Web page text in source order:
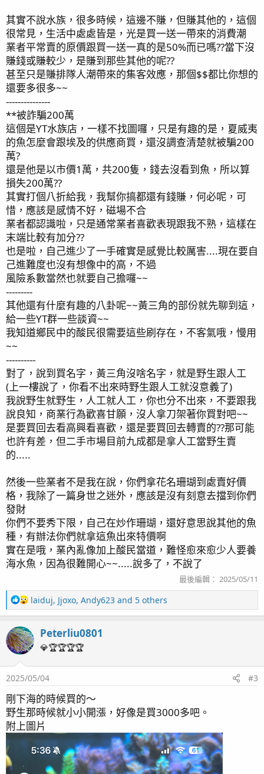
其實不說水族，很多時候，這邊不賺，但賺其他的，這個
很常見，生活中處處皆是，光是買一送一帶來的消費潮
業者平常賣的原價跟買一送一真的是50%而已嗎??當下沒
賺錢或賺較少，是賺到那些其他的呢??
甚至只是賺排隊人潮帶來的集客效應，那個$$都比你想的
還要多很多~~
---------------
**被詐騙200萬
這個是YT水族店，一樣不找圖囉，只是有趣的是，夏威夷
的魚怎麼會跟埃及的供應商買，還沒調查清楚就被騙200
萬?
還是他是以市價1萬，共200隻，錢去沒看到魚，所以算
損失200萬??
其實打個八折給我，我幫你搞都還有錢賺，何必呢，可
惜，應該是感情不好，磁場不合
業者都認識啦，只是通常業者喜歡表現跟我不熟，這樣在
末端比較有加分??
也是啦，自己進少了一手確實是感覺比較厲害....現在要自
己進難度也沒有想像中的高，不過
風險系數當然也就要自己擔囉~~
---------
其他還有什麼有趣的八卦呢~~黃三角的部份就先聊到這，
給一些YT群一些談資~~
我知道鄉民中的酸民很需要這些刷存在，不客氣哦，慢用
~~
----------
對了，說到買名字，黃三角沒啥名字，就是野生跟人工
(上一樓說了，你看不出來時野生跟人工就沒意義了)
我說野生就野生，人工就人工，你也分不出來，不要跟我
說良知，商業行為歡喜甘願，沒人拿刀架著你買對吧~~
是要買回去看高興看喜歡，還是要買回去轉賣的??那可能
也許有差，但二手市場目前九成都是拿人工當野生賣
的.....
然後一些業者不是我在說，你們拿花名珊瑚到處賣好價
格，我除了一篇身世之迷外，應該是沒有刻意去擋到你們
發財
你們不要秀下限，自己在炒作珊瑚，還好意思說其他的魚
種，有辦法你們就拿這魚出來特價啊
實在是哦，業內亂像加上酸民當道，難怪愈來愈少人要養
海水魚，因為很難開心~~.....說多了，不說了
最後編輯： 2025/05/11
R
e
c
t
o
n
：
laiduj, Jjoxo, Andy623 and 5 others
Peterliu0801
💎🏆🏆🏆🏆
2025/05/04 #3
剛下海的時候買的～
野生那時候就小小開漲，好像是買3000多吧。
附上圖片